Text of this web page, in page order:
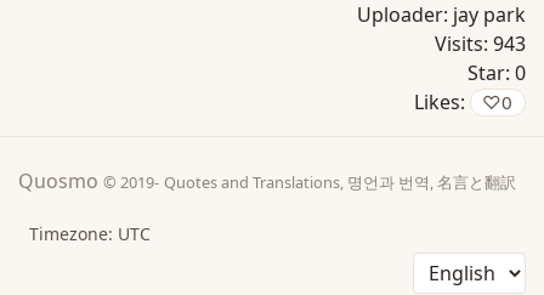
Uploader: jay park
Visits: 943
Star: 0
Likes:
♡0
Quosmo © 2019- Quotes and Translations, 명언과 번역, 名言と翻訳
Timezone: UTC